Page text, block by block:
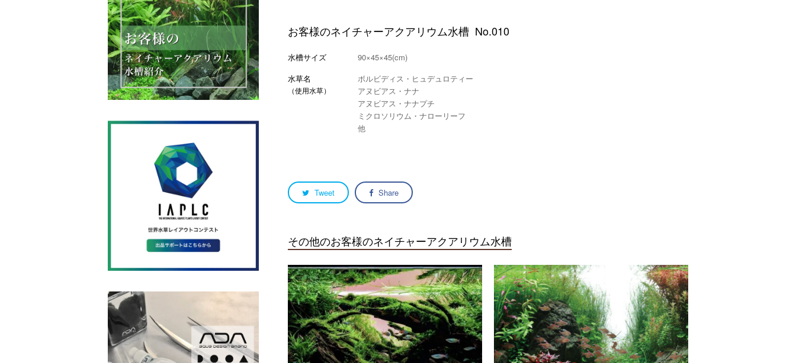
お客様のネイチャーアクアリウム水槽 No.010
水槽サイズ
90×45×45(cm)
水草名
（使用水草）
ボルビディス・ヒュデュロティー
アヌビアス・ナナ
アヌビアス・ナナプチ
ミクロソリウム・ナローリーフ
他
Tweet Share
その他のお客様のネイチャーアクアリウム水槽